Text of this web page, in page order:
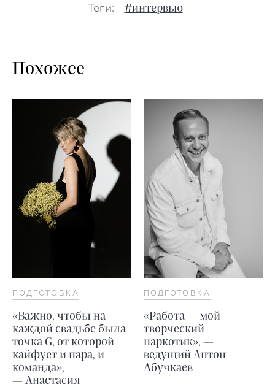
Теги: #интервью
Похожее
ПОДГОТОВКА
«Важно, чтобы на
каждой свадьбе была
точка G, от которой
кайфует и пара, и
команда»,
— Анастасия
ПОДГОТОВКА
«Работа — мой
творческий
наркотик», —
ведущий Антон
Абучкаев